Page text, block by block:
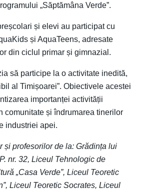
„Săptămâna Verde”.
și elevi au participat cu
și AquaTeens, adresate
din ciclul primar și gimnazial.
să participe la o activitate inedită,
al Timișoarei”. Obiectivele acestei
importanței activității
comunitate și îndrumarea tinerilor
industriei apei.
și profesorilor de la: Grădința lui
nr. 32, Liceul Tehnologic de
„Casa Verde”, Liceul Teoretic
Liceul Teoretic Socrates, Liceul